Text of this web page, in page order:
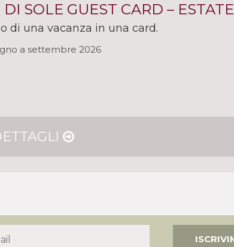
SOLE GUEST CARD – ESTATE
di una vacanza in una card.
a settembre 2026